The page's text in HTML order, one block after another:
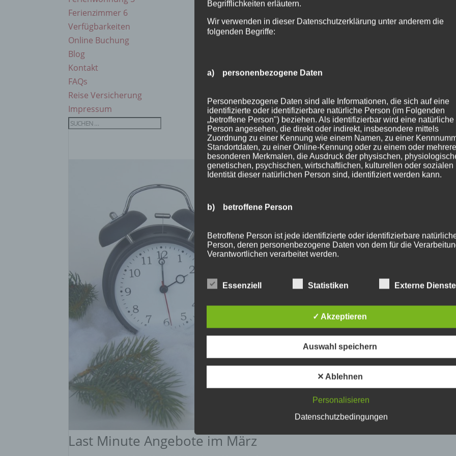
Ferienzimmer 6
Verfügbarkeiten
Online Buchung
Blog
Kontakt
FAQs
Reise Versicherung
Impressum
Last Minute Angebote im März
Begrifflichkeiten erläutern.
Wir verwenden in dieser Datenschutzerklärung unter anderem die
folgenden Begriffe:
a) personenbezogene Daten
Personenbezogene Daten sind alle Informationen, die sich auf eine
identifizierte oder identifizierbare natürliche Person (im Folgenden
„betroffene Person") beziehen. Als identifizierbar wird eine natürliche
Person angesehen, die direkt oder indirekt, insbesondere mittels
Zuordnung zu einer Kennung wie einem Namen, zu einer
Standortdaten, zu einer Online-Kennung oder zu einem oder
besonderen Merkmalen, die Ausdruck der physischen,
genetischen, psychischen, wirtschaftlichen, kulturellen oder sozialen
Identität dieser natürlichen Person sind, identifiziert werden kann.
b) betroffene Person
Betroffene Person ist jede identifizierte oder identifizierbare
Person, deren personenbezogene Daten von dem für die
Verantwortlichen verarbeitet werden.
c) Verarbeitung
Verarbeitung ist jeder mit oder ohne Hilfe automatisierter Verfahren
mit personenbezogenen Daten wie das Erheben, das Erfassen, die
Organisation, das Ordnen, die Speicherung, die Anpassung oder
Veränderung, das Auslesen, das Abfragen, die Verwendung, die
Offenlegung durch Übermittlung, Verbreitung oder eine andere Form
d) Einschränkung der Verarbeitung
Einschränkung der Verarbeitung ist die Markierung gespeicherter
Essenziell Statistiken Externe Dienste
✓ Akzeptieren
Auswahl speichern
✕ Ablehnen
Personalisieren
Datenschutzbedingungen